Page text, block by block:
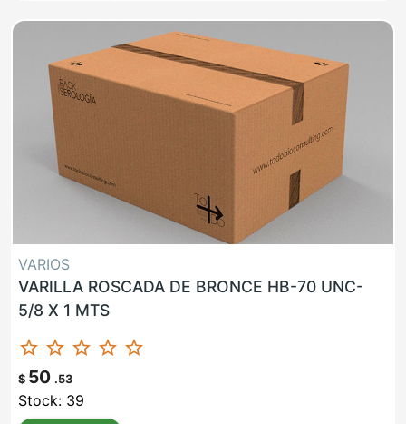
VARIOS
VARILLA ROSCADA DE BRONCE HB-70 UNC-
5/8 X 1 MTS
star_border star_border star_border star_border star_border
$ 50 .53
Stock: 39